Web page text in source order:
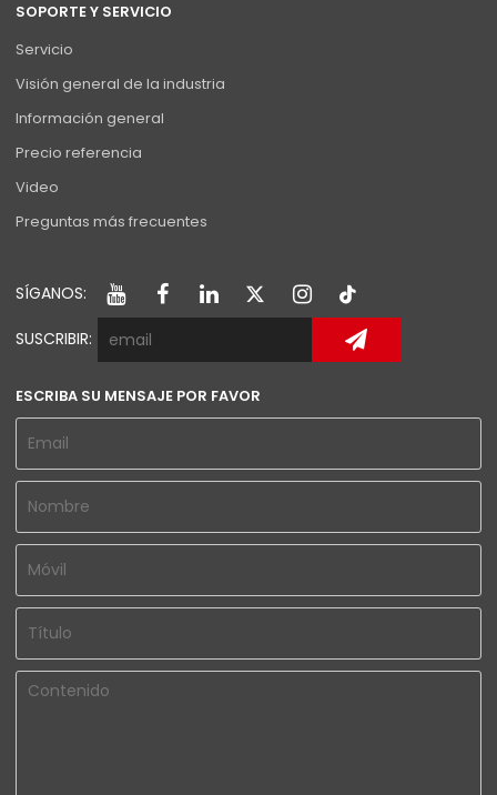
SOPORTE Y SERVICIO
Servicio
Visión general de la industria
Información general
Precio referencia
Video
Preguntas más frecuentes
SÍGANOS:
SUSCRIBIR:
ESCRIBA SU MENSAJE POR FAVOR